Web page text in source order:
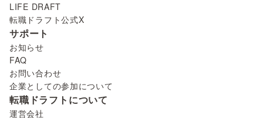
LIFE DRAFT
転職ドラフト公式X
サポート
お知らせ
FAQ
お問い合わせ
企業としての参加について
転職ドラフトについて
運営会社